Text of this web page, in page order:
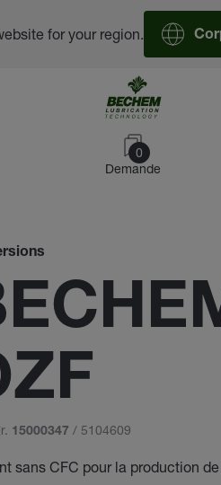
0
Demande
for your region.
15000347 / 5104609
sans CFC pour la production